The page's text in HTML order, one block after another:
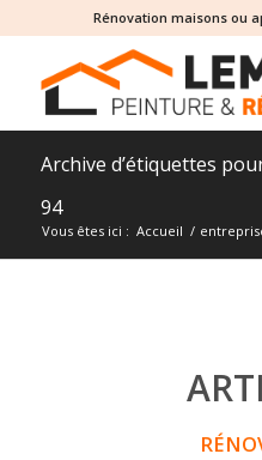
Rénovation maisons ou
Archive d’étiquettes
94
Vous êtes ici : Accueil /